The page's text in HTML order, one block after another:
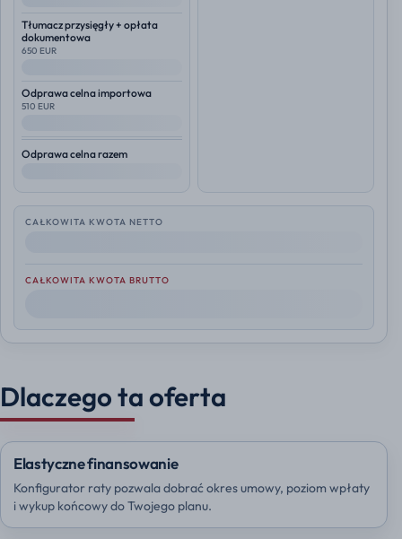
Tłumacz przysięgły + opłata
dokumentowa
650 EUR
Odprawa celna importowa
510 EUR
Odprawa celna razem
CAŁKOWITA KWOTA NETTO
CAŁKOWITA KWOTA BRUTTO
Dlaczego ta oferta
Elastyczne finansowanie
Konfigurator raty pozwala dobrać okres umowy, poziom wpłaty
i wykup końcowy do Twojego planu.